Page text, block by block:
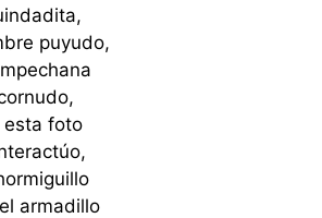
puyudo,
esta foto
armadillo